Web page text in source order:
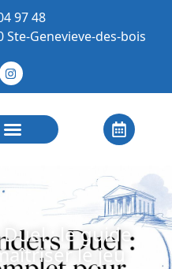
97 48
Genevieve-des-bois
Duel : le guide
le jeu